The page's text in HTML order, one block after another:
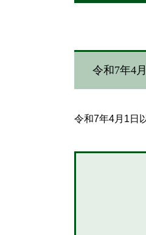
令和7年4
令和7年4月1日